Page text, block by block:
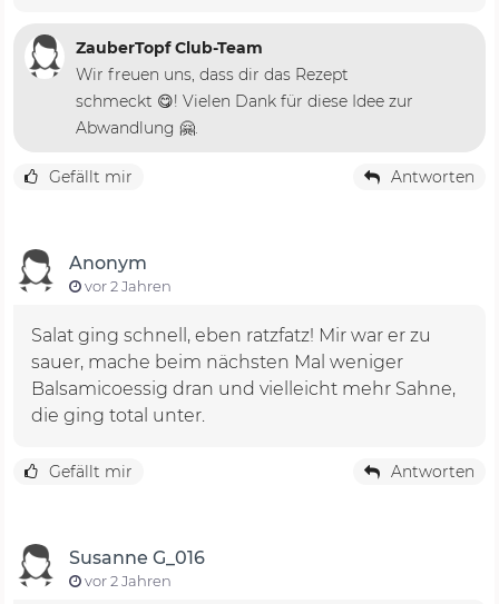
ZauberTopf Club-Team
Wir freuen uns, dass dir das Rezept
schmeckt 😋! Vielen Dank für diese Idee zur
Abwandlung 🤗.
Gefällt mir Antworten
Anonym
vor 2 Jahren
Salat ging schnell, eben ratzfatz! Mir war er zu
sauer, mache beim nächsten Mal weniger
Balsamicoessig dran und vielleicht mehr Sahne,
die ging total unter.
Gefällt mir Antworten
Susanne G_016
vor 2 Jahren